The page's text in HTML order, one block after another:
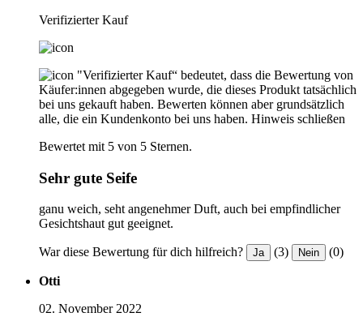
Verifizierter Kauf
"Verifizierter Kauf“ bedeutet, dass die Bewertung von
Käufer:innen abgegeben wurde, die dieses Produkt tatsächlich
bei uns gekauft haben. Bewerten können aber grundsätzlich
alle, die ein Kundenkonto bei uns haben. Hinweis schließen
Bewertet mit 5 von 5 Sternen.
Sehr gute Seife
ganu weich, seht angenehmer Duft, auch bei empfindlicher
Gesichtshaut gut geeignet.
War diese Bewertung für dich hilfreich? Ja (3) Nein (0)
Otti
02. November 2022